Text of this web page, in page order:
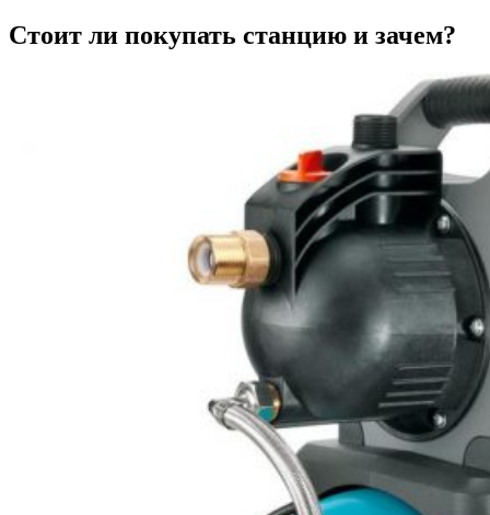
Стоит ли покупать станцию и зачем?